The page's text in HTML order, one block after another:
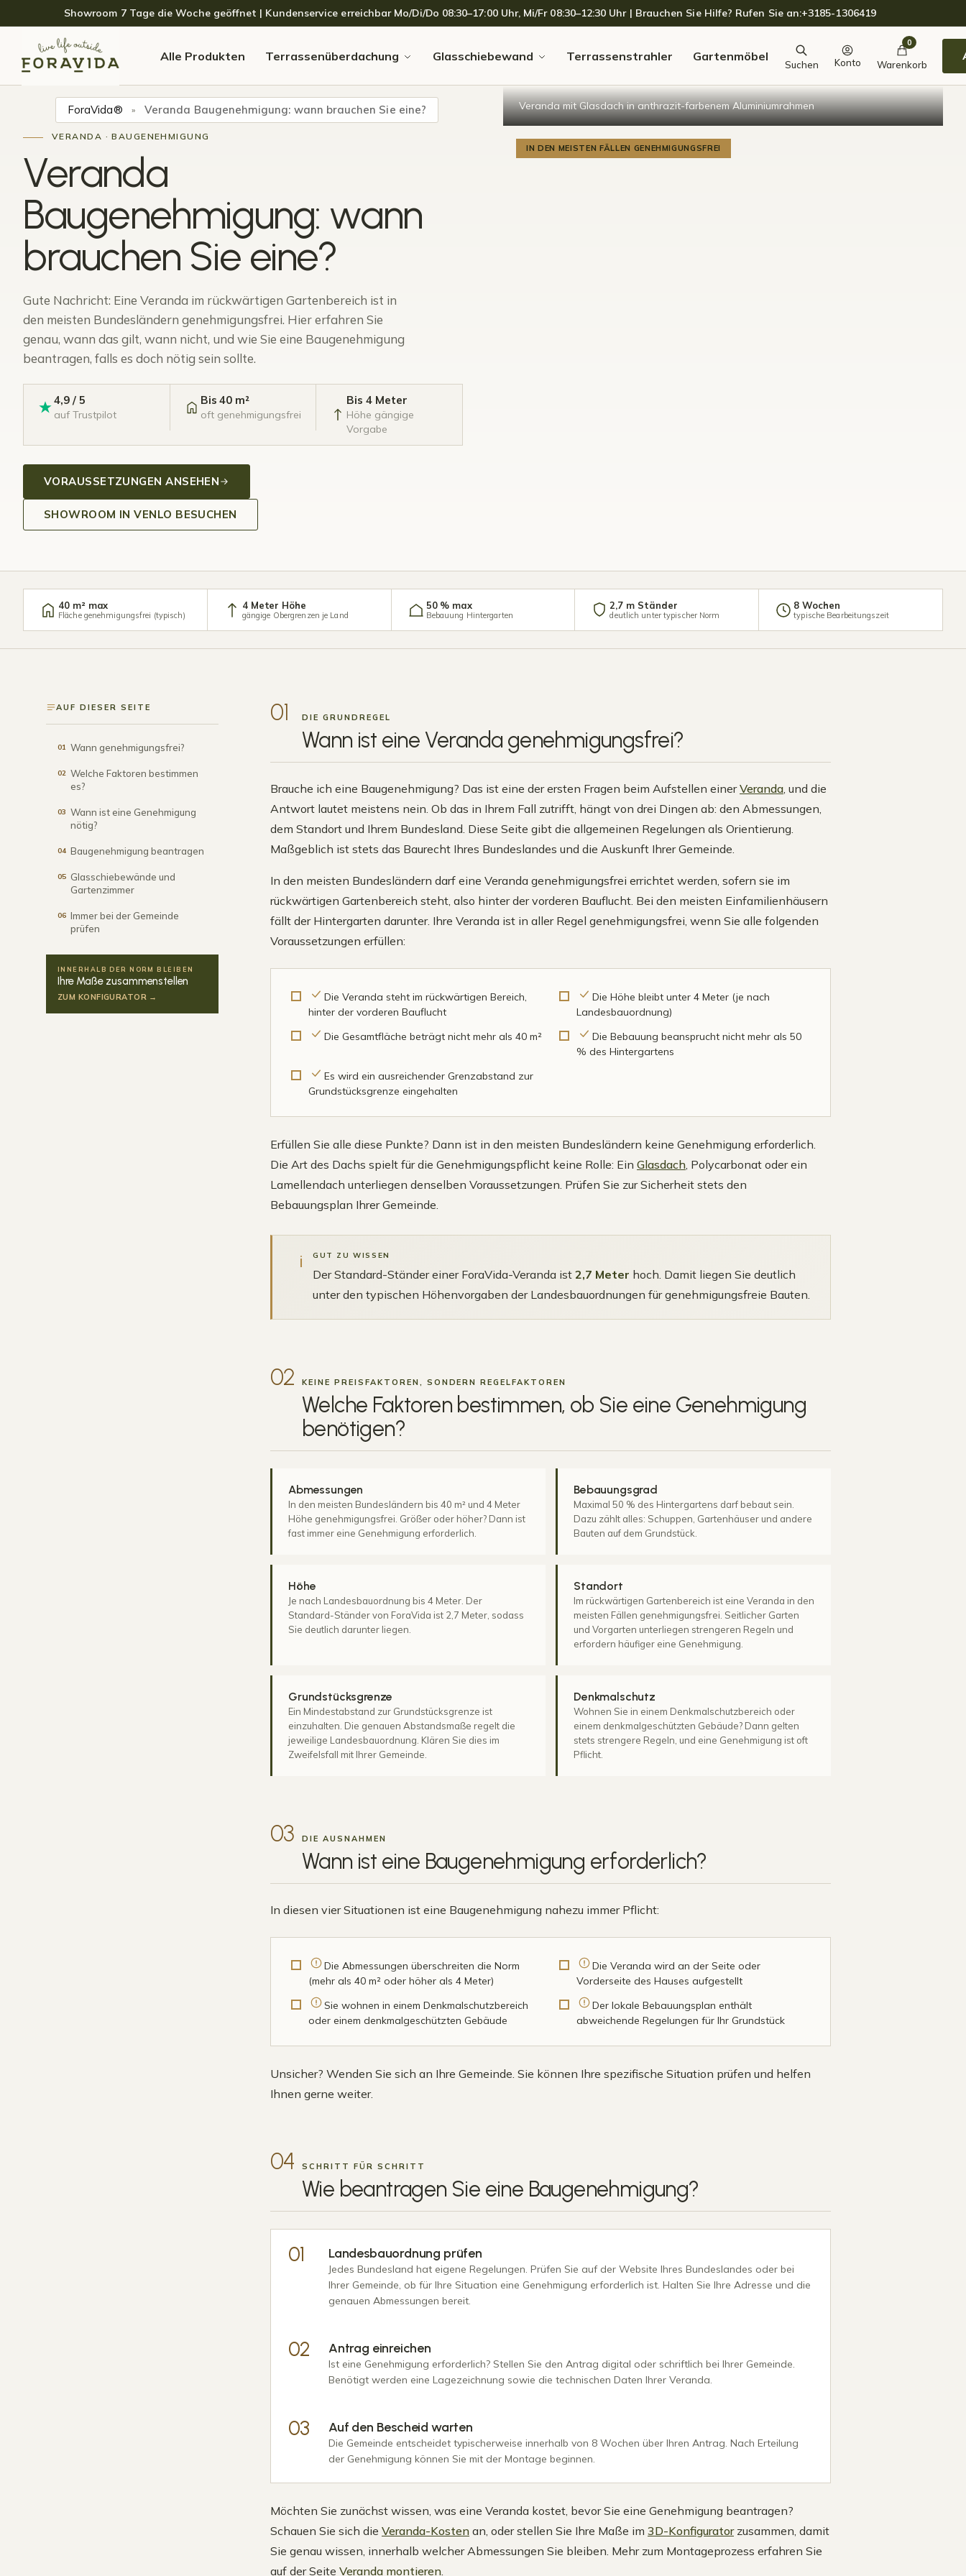
Skip to navigation
Skip to contentShowroom 7 Tage die Woche geöffnet | Kundenservice erreichbar Mo/Di/Do 08:30–17:00 Uhr, Mi/Fr 08:30–12:30 Uhr | Brauchen Sie Hilfe? Rufen Sie an:+3185-1306419
Alle Produkten Terrassenüberdachung Glasschiebewand Terrassenstrahler Gartenmöbel
Suchen Konto
0
Warenkorb
ForaVida® » Veranda Baugenehmigung: wann brauchen Sie eine?
VERANDA · BAUGENEHMIGUNG
Veranda
Baugenehmigung: wann
brauchen Sie eine?
Gute Nachricht: Eine Veranda im rückwärtigen Gartenbereich ist in
den meisten Bundesländern genehmigungsfrei. Hier erfahren Sie
genau, wann das gilt, wann nicht, und wie Sie eine Baugenehmigung
beantragen, falls es doch nötig sein sollte.
4,9 / 5
auf Trustpilot
Bis 40 m²
oft genehmigungsfrei
Bis 4 Meter
Höhe gängige
Vorgabe
VORAUSSETZUNGEN ANSEHEN
SHOWROOM IN VENLO BESUCHEN
IN DEN MEISTEN FÄLLEN GENEHMIGUNGSFREI
Veranda mit Glasdach in anthrazit-farbenem Aluminiumrahmen
40 m² max
Fläche genehmigungsfrei (typisch)
4 Meter Höhe
gängige Obergrenzen je Land
50 % max
Bebauung Hintergarten
2,7 m Ständer
deutlich unter typischer Norm
8 Wochen
typische Bearbeitungszeit
AUF DIESER SEITE
01 Wann genehmigungsfrei?
02 Welche Faktoren bestimmen
es?
03 Wann ist eine Genehmigung
nötig?
04 Baugenehmigung beantragen
05 Glasschiebewände und
Gartenzimmer
06 Immer bei der Gemeinde
prüfen
INNERHALB DER NORM BLEIBEN
Ihre Maße zusammenstellen
ZUM KONFIGURATOR →
01 DIE GRUNDREGEL
Wann ist eine Veranda genehmigungsfrei?
Brauche ich eine Baugenehmigung? Das ist eine der ersten Fragen beim Aufstellen einerVeranda, und die
Antwort lautet meistens nein. Ob das in Ihrem Fall zutrifft, hängt von drei Dingen ab: den Abmessungen,
dem Standort und Ihrem Bundesland. Diese Seite gibt die allgemeinen Regelungen als Orientierung.
Maßgeblich ist stets das Baurecht Ihres Bundeslandes und die Auskunft Ihrer Gemeinde.
In den meisten Bundesländern darf eine Veranda genehmigungsfrei errichtet werden, sofern sie im
rückwärtigen Gartenbereich steht, also hinter der vorderen Bauflucht. Bei den meisten Einfamilienhäusern
fällt der Hintergarten darunter. Ihre Veranda ist in aller Regel genehmigungsfrei, wenn Sie alle folgenden
Voraussetzungen erfüllen:
Die Veranda steht im rückwärtigen Bereich,
hinter der vorderen Bauflucht
Die Höhe bleibt unter 4 Meter (je nach
Landesbauordnung)
Die Gesamtfläche beträgt nicht mehr als 40 m²
Die Bebauung beansprucht nicht mehr als 50
% des Hintergartens
Es wird ein ausreichender Grenzabstand zur
Grundstücksgrenze eingehalten
Erfüllen Sie alle diese Punkte? Dann ist in den meisten Bundesländern keine Genehmigung erforderlich.
Die Art des Dachs spielt für die Genehmigungspflicht keine Rolle: Ein Glasdach, Polycarbonat oder ein
Lamellendach unterliegen denselben Voraussetzungen. Prüfen Sie zur Sicherheit stets den
Bebauungsplan Ihrer Gemeinde.
i GUT ZU WISSEN
Der Standard-Ständer einer ForaVida-Veranda ist 2,7 Meter hoch. Damit liegen Sie deutlich
unter den typischen Höhenvorgaben der Landesbauordnungen für genehmigungsfreie Bauten.
02 KEINE PREISFAKTOREN, SONDERN REGELFAKTOREN
Welche Faktoren bestimmen, ob Sie eine Genehmigung
benötigen?
Abmessungen
In den meisten Bundesländern bis 40 m² und 4 Meter
Höhe genehmigungsfrei. Größer oder höher? Dann ist
fast immer eine Genehmigung erforderlich.
Bebauungsgrad
Maximal 50 % des Hintergartens darf bebaut sein.
Dazu zählt alles: Schuppen, Gartenhäuser und andere
Bauten auf dem Grundstück.
Höhe
Je nach Landesbauordnung bis 4 Meter. Der
Standard-Ständer von ForaVida ist 2,7 Meter, sodass
Sie deutlich darunter liegen.
Standort
Im rückwärtigen Gartenbereich ist eine Veranda in den
meisten Fällen genehmigungsfrei. Seitlicher Garten
und Vorgarten unterliegen strengeren Regeln und
erfordern häufiger eine Genehmigung.
Grundstücksgrenze
Ein Mindestabstand zur Grundstücksgrenze ist
einzuhalten. Die genauen Abstandsmaße regelt die
jeweilige Landesbauordnung. Klären Sie dies im
Zweifelsfall mit Ihrer Gemeinde.
Denkmalschutz
Wohnen Sie in einem Denkmalschutzbereich oder
einem denkmalgeschützten Gebäude? Dann gelten
stets strengere Regeln, und eine Genehmigung ist oft
Pflicht.
03 DIE AUSNAHMEN
Wann ist eine Baugenehmigung erforderlich?
In diesen vier Situationen ist eine Baugenehmigung nahezu immer Pflicht:
Die Abmessungen überschreiten die Norm
(mehr als 40 m² oder höher als 4 Meter)
Die Veranda wird an der Seite oder
Vorderseite des Hauses aufgestellt
Sie wohnen in einem Denkmalschutzbereich
oder einem denkmalgeschützten Gebäude
Der lokale Bebauungsplan enthält
abweichende Regelungen für Ihr Grundstück
Unsicher? Wenden Sie sich an Ihre Gemeinde. Sie können Ihre spezifische Situation prüfen und helfen
Ihnen gerne weiter.
04 SCHRITT FÜR SCHRITT
Wie beantragen Sie eine Baugenehmigung?
Landesbauordnung prüfen
Jedes Bundesland hat eigene Regelungen. Prüfen Sie auf der Website Ihres Bundeslandes oder bei
Ihrer Gemeinde, ob für Ihre Situation eine Genehmigung erforderlich ist. Halten Sie Ihre Adresse und die
genauen Abmessungen bereit.
Antrag einreichen
Ist eine Genehmigung erforderlich? Stellen Sie den Antrag digital oder schriftlich bei Ihrer Gemeinde.
Benötigt werden eine Lagezeichnung sowie die technischen Daten Ihrer Veranda.
Auf den Bescheid warten
Die Gemeinde entscheidet typischerweise innerhalb von 8 Wochen über Ihren Antrag. Nach Erteilung
der Genehmigung können Sie mit der Montage beginnen.
Möchten Sie zunächst wissen, was eine Veranda kostet, bevor Sie eine Genehmigung beantragen?
Schauen Sie sich die Veranda-Kosten an, oder stellen Sie Ihre Maße im 3D-Konfiguratorzusammen, damit
Sie genau wissen, innerhalb welcher Abmessungen Sie bleiben. Mehr zum Montageprozess erfahren Sie
auf der Seite Veranda montieren.